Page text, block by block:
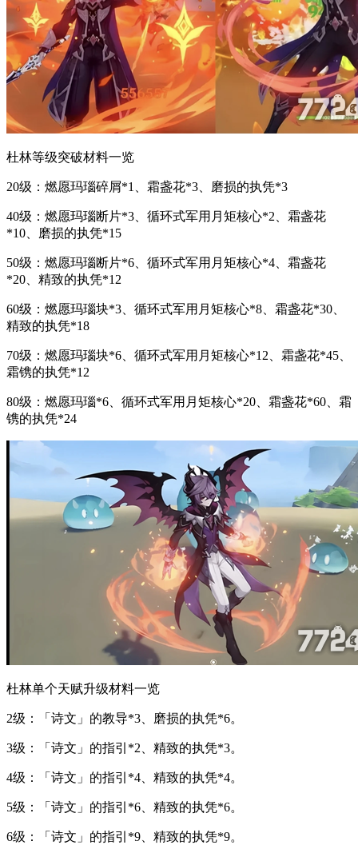
杜林等级突破材料一览
20级：燃愿玛瑙碎屑*1、霜盏花*3、磨损的执凭*3
40级：燃愿玛瑙断片*3、循环式军用月矩核心*2、霜盏花
*10、磨损的执凭*15
50级：燃愿玛瑙断片*6、循环式军用月矩核心*4、霜盏花
*20、精致的执凭*12
60级：燃愿玛瑙块*3、循环式军用月矩核心*8、霜盏花*30、
精致的执凭*18
70级：燃愿玛瑙块*6、循环式军用月矩核心*12、霜盏花*45、
霜镌的执凭*12
80级：燃愿玛瑙*6、循环式军用月矩核心*20、霜盏花*60、霜
镌的执凭*24
杜林单个天赋升级材料一览
2级：「诗文」的教导*3、磨损的执凭*6。
3级：「诗文」的指引*2、精致的执凭*3。
4级：「诗文」的指引*4、精致的执凭*4。
5级：「诗文」的指引*6、精致的执凭*6。
6级：「诗文」的指引*9、精致的执凭*9。